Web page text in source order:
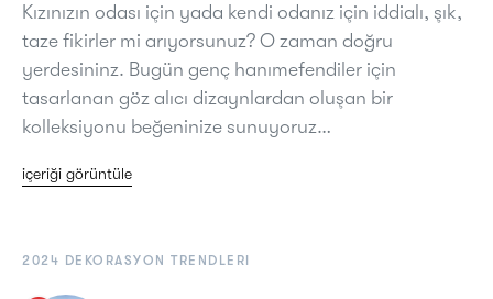
Kızınızın odası için yada kendi odanız için iddialı, şık,
taze fikirler mi arıyorsunuz? O zaman doğru
yerdesininz. Bugün genç hanımefendiler için
tasarlanan göz alıcı dizaynlardan oluşan bir
kolleksiyonu beğeninize sunuyoruz…
içeriği görüntüle
2024 DEKORASYON TRENDLERI